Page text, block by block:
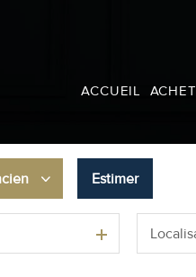
ACCUEIL
TERRAINS
Estimer